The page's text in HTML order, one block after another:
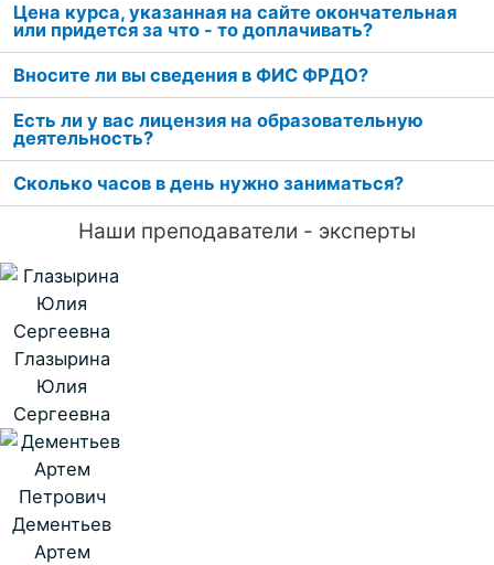
Цена курса, указанная на сайте окончательная
или придется за что - то доплачивать?
Вносите ли вы сведения в ФИС ФРДО?
Есть ли у вас лицензия на образовательную
деятельность?
Сколько часов в день нужно заниматься?
Наши преподаватели - эксперты
Глазырина
Юлия
Сергеевна
Дементьев
Артем